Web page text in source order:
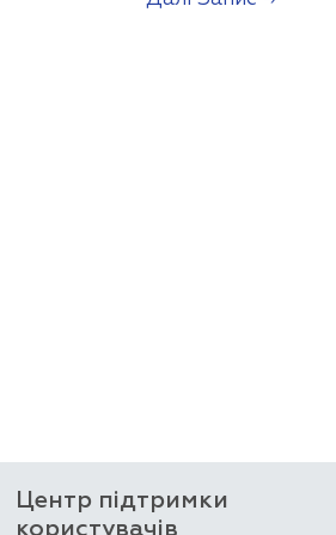
Центр підтримки
користувачів